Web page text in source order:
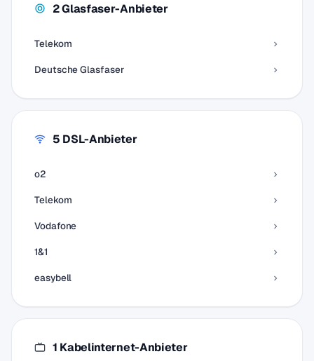
2 Glasfaser-Anbieter
Telekom
Deutsche Glasfaser
5 DSL-Anbieter
o2
Telekom
Vodafone
1&1
easybell
1 Kabelinternet-Anbieter